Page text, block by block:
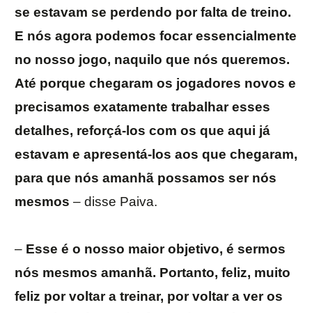
se estavam se perdendo por falta de treino.
E nós agora podemos focar essencialmente
no nosso jogo, naquilo que nós queremos.
Até porque chegaram os jogadores novos e
precisamos exatamente trabalhar esses
detalhes, reforçá-los com os que aqui já
estavam e apresentá-los aos que chegaram,
para que nós amanhã possamos ser nós
mesmos – disse Paiva.
– Esse é o nosso maior objetivo, é sermos
nós mesmos amanhã. Portanto, feliz, muito
feliz por voltar a treinar, por voltar a ver os